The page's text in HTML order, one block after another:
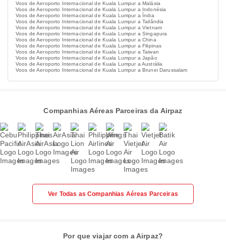
Voos de Aeroporto Internacional de Kuala Lumpur a Malásia
Voos de Aeroporto Internacional de Kuala Lumpur a Indonésia
Voos de Aeroporto Internacional de Kuala Lumpur a Índia
Voos de Aeroporto Internacional de Kuala Lumpur a Tailândia
Voos de Aeroporto Internacional de Kuala Lumpur a Vietnam
Voos de Aeroporto Internacional de Kuala Lumpur a Singapura
Voos de Aeroporto Internacional de Kuala Lumpur a China
Voos de Aeroporto Internacional de Kuala Lumpur a Filipinas
Voos de Aeroporto Internacional de Kuala Lumpur a Taiwan
Voos de Aeroporto Internacional de Kuala Lumpur a Japão
Voos de Aeroporto Internacional de Kuala Lumpur a Austrália
Voos de Aeroporto Internacional de Kuala Lumpur a Brunei Darussalam
Companhias Aéreas Parceiras da Airpaz
Ver Todas as Companhias Aéreas Parceiras
Por que viajar com a Airpaz?